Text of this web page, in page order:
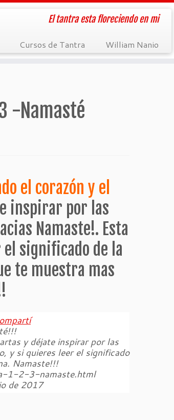
El tantra esta floreciendo en mi
Cursos de Tantra William Nanio
-Namasté
el corazón y el
inspirar por las
Namaste!. Esta
significado de la
te muestra mas
y déjate inspirar por las
y si quieres leer el significado
Namaste!!!
1-2-3-namaste.html
de 2017